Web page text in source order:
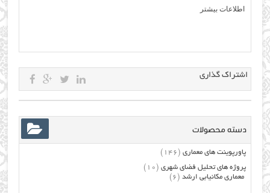
اطلاعات بیشتر
اشتراک گذاری
دسته محصولات
پاورپوینت های معماری (146)
پروژه های تحلیل فضای شهری (10)
معماری مکانیابی ارشد (6)